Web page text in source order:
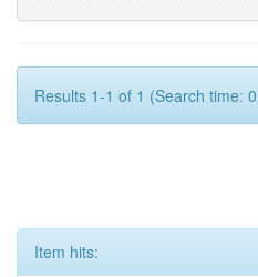
Results 1-1 of 1 (Search time:
Item hits: